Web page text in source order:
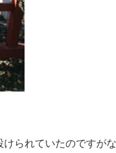
られていたのですが